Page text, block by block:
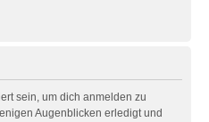
sein, um dich anmelden zu
Augenblicken erledigt und